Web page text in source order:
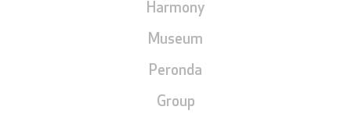
Harmony
Museum
Peronda
Group